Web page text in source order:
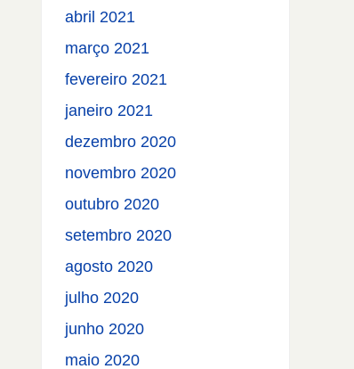
abril 2021
março 2021
fevereiro 2021
janeiro 2021
dezembro 2020
novembro 2020
outubro 2020
setembro 2020
agosto 2020
julho 2020
junho 2020
maio 2020